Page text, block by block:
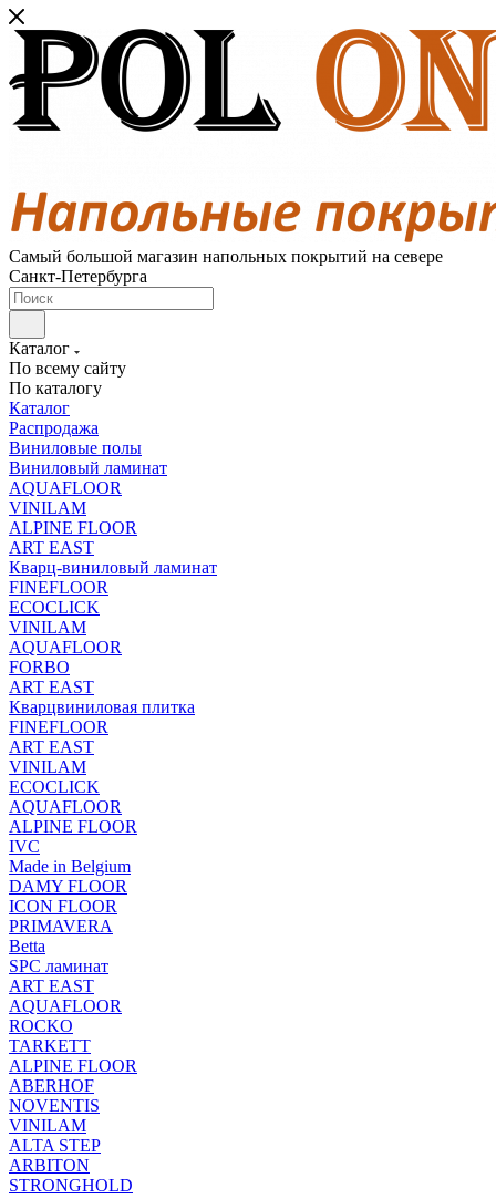
Самый большой магазин напольных покрытий на севере
Санкт-Петербурга
Каталог
По всему сайту
По каталогу
Каталог
Распродажа
Виниловые полы
Виниловый ламинат
AQUAFLOOR
VINILAM
ALPINE FLOOR
ART EAST
Кварц-виниловый ламинат
FINEFLOOR
ECOCLICK
VINILAM
AQUAFLOOR
FORBO
ART EAST
Кварцвиниловая плитка
FINEFLOOR
ART EAST
VINILAM
ECOCLICK
AQUAFLOOR
ALPINE FLOOR
IVC
Made in Belgium
DAMY FLOOR
ICON FLOOR
PRIMAVERA
Betta
SPC ламинат
ART EAST
AQUAFLOOR
ROCKO
TARKETT
ALPINE FLOOR
ABERHOF
NOVENTIS
VINILAM
ALTA STEP
ARBITON
STRONGHOLD